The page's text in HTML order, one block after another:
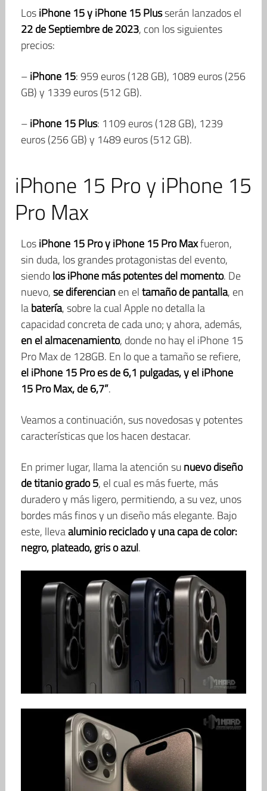
LosiPhone 15 y iPhone 15 Plusserán lanzados el
22 de Septiembre de 2023, con los siguientes
precios:
–iPhone 15: 959 euros (128 GB), 1089 euros (256
GB) y 1339 euros (512 GB).
–iPhone 15 Plus: 1109 euros (128 GB), 1239
euros (256 GB) y 1489 euros (512 GB).
iPhone 15 Pro y iPhone 15
Pro Max
LosiPhone 15 Pro y iPhone 15 Pro Maxfueron,
sin duda, los grandes protagonistas del evento,
siendolos iPhone más potentes del momento. De
nuevo,se diferencianen eltamaño de pantalla, en
labatería, sobre la cual Apple no detalla la
capacidad concreta de cada uno; y ahora, además,
en el almacenamiento, donde no hay el iPhone 15
Pro Max de 128GB. En lo que a tamaño se refiere,
el iPhone 15 Pro es de 6,1 pulgadas, y el iPhone
15 Pro Max, de 6,7”.
Veamos a continuación, sus novedosas y potentes
características que los hacen destacar.
En primer lugar, llama la atención su nuevo diseño
de titanio grado 5, el cual es más fuerte, más
duradero y más ligero, permitiendo, a su vez, unos
bordes más finos y un diseño más elegante. Bajo
este, llevaaluminio reciclado y una capa de color:
negro, plateado, gris o azul.